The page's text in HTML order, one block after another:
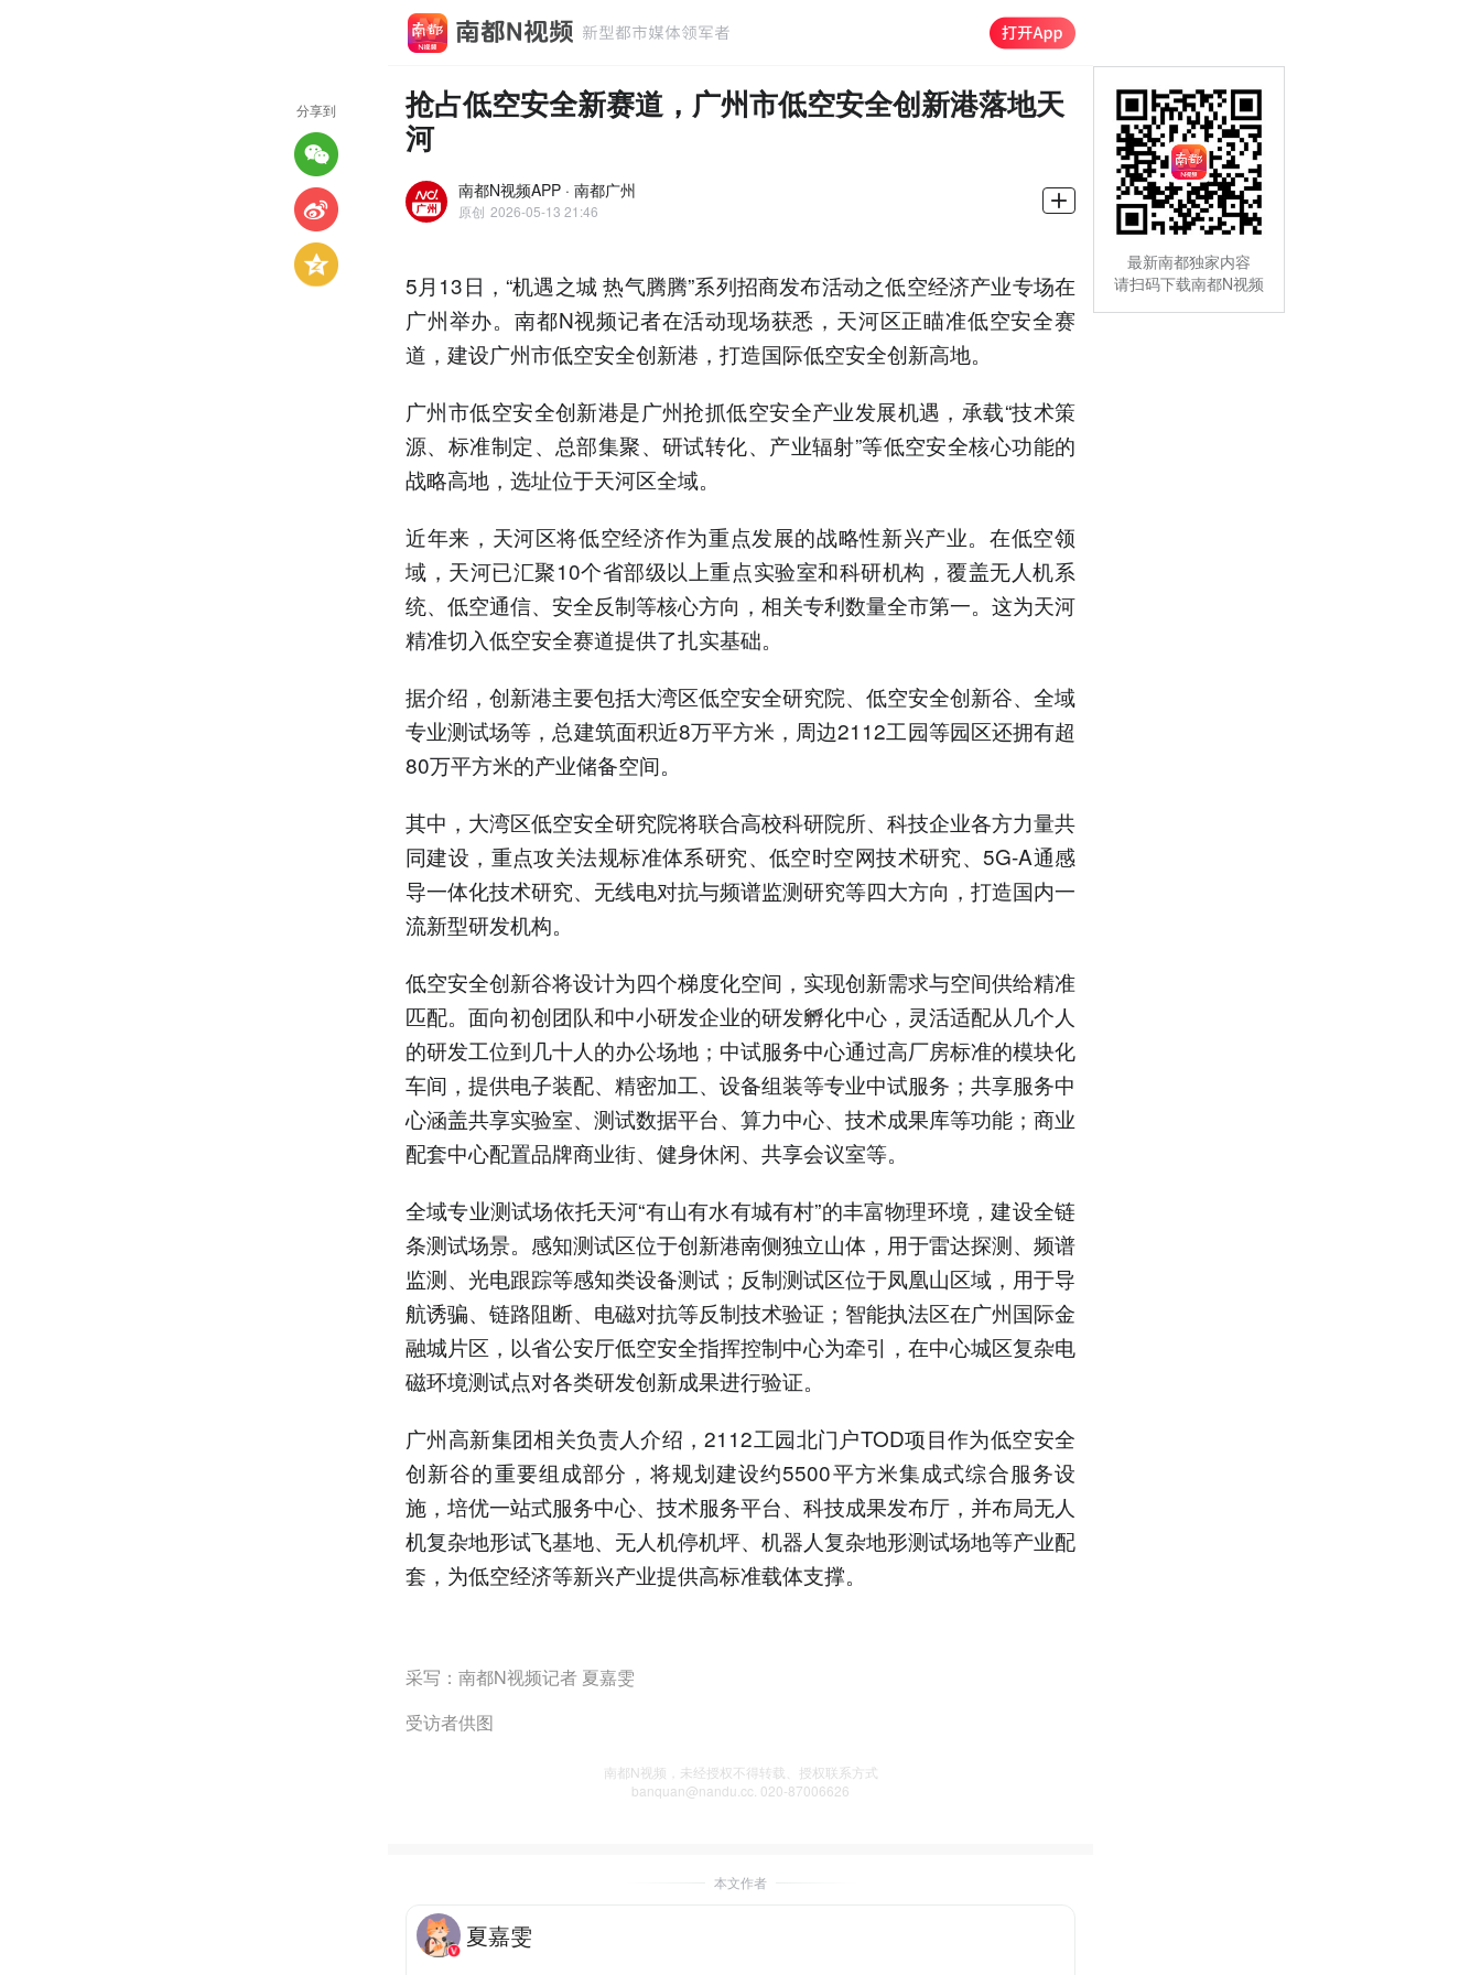
抢占低空安全新赛道，广州市低空安全创新港落地天
河
南都N视频APP · 南都广州
原创 2026-05-13 21:46
5月13日，“机遇之城 热气腾腾”系列招商发布活动之低空经济产业专场在
广州举办。南都N视频记者在活动现场获悉，天河区正瞄准低空安全赛
道，建设广州市低空安全创新港，打造国际低空安全创新高地。
广州市低空安全创新港是广州抢抓低空安全产业发展机遇，承载“技术策
源、标准制定、总部集聚、研试转化、产业辐射”等低空安全核心功能的
战略高地，选址位于天河区全域。
近年来，天河区将低空经济作为重点发展的战略性新兴产业。在低空领
域，天河已汇聚10个省部级以上重点实验室和科研机构，覆盖无人机系
统、低空通信、安全反制等核心方向，相关专利数量全市第一。这为天河
精准切入低空安全赛道提供了扎实基础。
据介绍，创新港主要包括大湾区低空安全研究院、低空安全创新谷、全域
专业测试场等，总建筑面积近8万平方米，周边2112工园等园区还拥有超
80万平方米的产业储备空间。
其中，大湾区低空安全研究院将联合高校科研院所、科技企业各方力量共
同建设，重点攻关法规标准体系研究、低空时空网技术研究、5G-A通感
导一体化技术研究、无线电对抗与频谱监测研究等四大方向，打造国内一
流新型研发机构。
低空安全创新谷将设计为四个梯度化空间，实现创新需求与空间供给精准
匹配。面向初创团队和中小研发企业的研发孵化中心，灵活适配从几个人
的研发工位到几十人的办公场地；中试服务中心通过高厂房标准的模块化
车间，提供电子装配、精密加工、设备组装等专业中试服务；共享服务中
心涵盖共享实验室、测试数据平台、算力中心、技术成果库等功能；商业
配套中心配置品牌商业街、健身休闲、共享会议室等。
全域专业测试场依托天河“有山有水有城有村”的丰富物理环境，建设全链
条测试场景。感知测试区位于创新港南侧独立山体，用于雷达探测、频谱
监测、光电跟踪等感知类设备测试；反制测试区位于凤凰山区域，用于导
航诱骗、链路阻断、电磁对抗等反制技术验证；智能执法区在广州国际金
融城片区，以省公安厅低空安全指挥控制中心为牵引，在中心城区复杂电
磁环境测试点对各类研发创新成果进行验证。
广州高新集团相关负责人介绍，2112工园北门户TOD项目作为低空安全
创新谷的重要组成部分，将规划建设约5500平方米集成式综合服务设
施，培优一站式服务中心、技术服务平台、科技成果发布厅，并布局无人
机复杂地形试飞基地、无人机停机坪、机器人复杂地形测试场地等产业配
套，为低空经济等新兴产业提供高标准载体支撑。
采写：南都N视频记者 夏嘉雯
受访者供图
南都N视频，未经授权不得转载、授权联系方式
banquan@nandu.cc. 020-87006626
本文作者
夏嘉雯
分享到
最新南都独家内容
请扫码下载南都N视频